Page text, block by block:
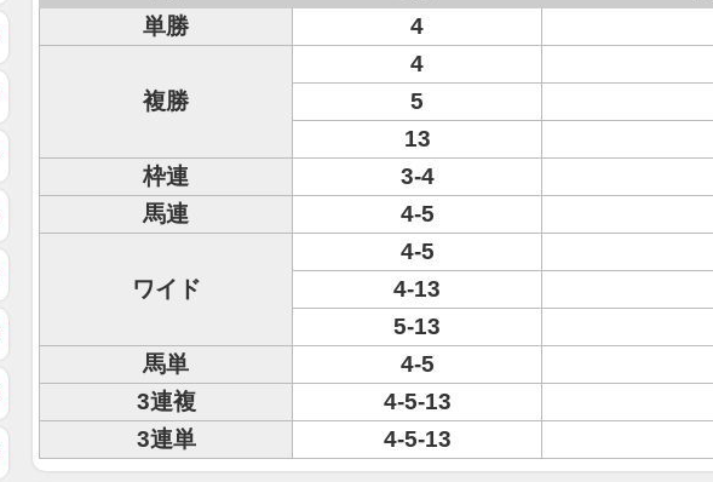
単勝 4
複勝
4
5
13
枠連
3-4
馬連
4-5
ワイド
4-5
4-13
5-13
馬単
4-5
3連複
4-5-13
3連単
4-5-13